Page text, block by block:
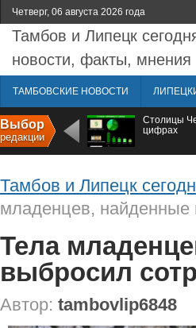
Четверг, 06 августа 2026 года
Тамбов и Липецк
новости, факты, мнения
ТАМБОВСКИЕ НОВОСТИ
Выбор
редакции
Столицы
цифрах
Тамбов и Липецк
младенцев, найденные
Тела
выбросил
Автор: tambovlip6848